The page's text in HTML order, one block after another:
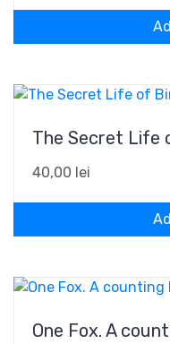
The Secret Life
40,00 lei
One Fox. A